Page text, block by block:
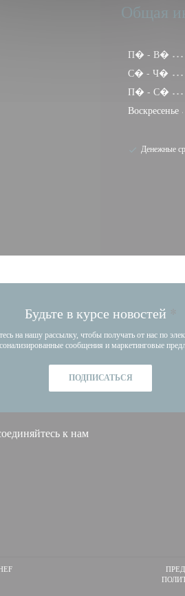
Общая
П� - В�
С� - Ч�
П� - С�
Воскресенье
Денежные
Будьте в курсе новостей *
на нашу рассылку, чтобы получать от нас по
сообщения и маркетинговые
ПОДПИСАТЬСЯ
к нам
((открывается в новом окне))
((ОТКРЫВАЕТСЯ В НОВОМ ОКНЕ))